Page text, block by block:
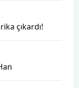
çıkardı!